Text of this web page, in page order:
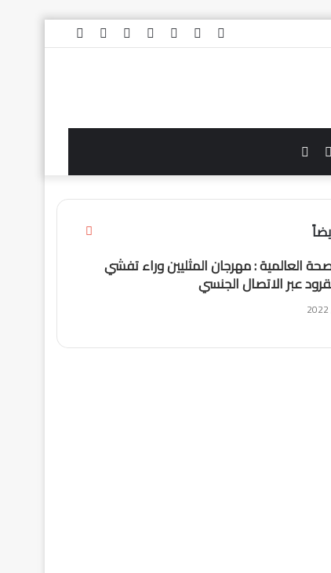
TikTok تيلقرام ‏Google يوتيوب تويتر فيسبوك
عن
الوضع
المظلم
العالمية : مهرجان المثليين وراء تفشي
عبر الاتصال الجنسي